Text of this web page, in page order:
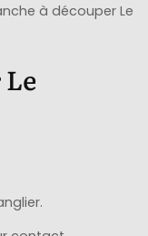
à découper Le